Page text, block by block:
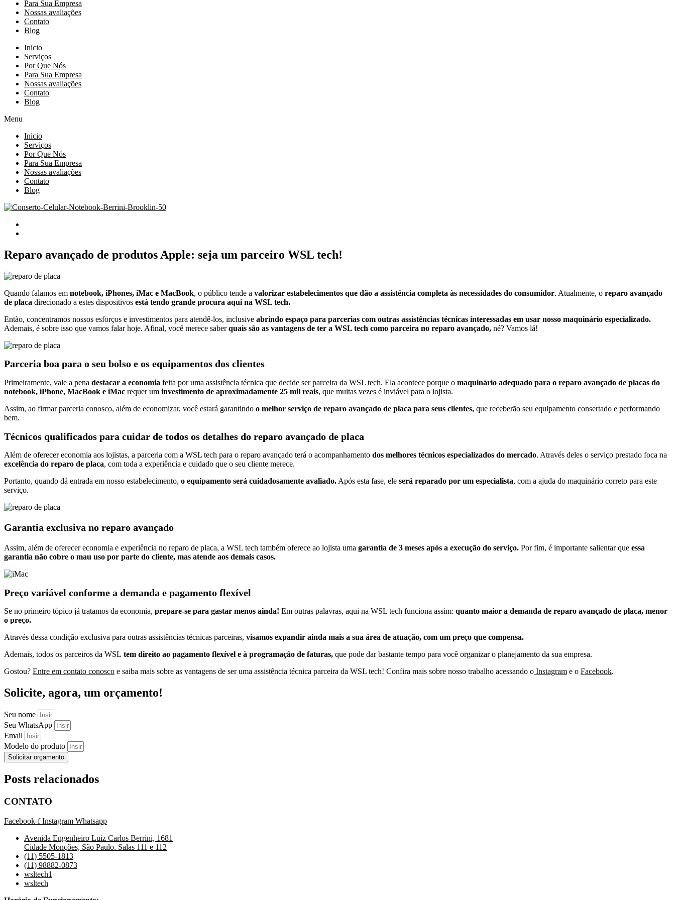
Para Sua Empresa
Nossas avaliações
Contato
Blog
Inicio
Serviços
Por Que Nós
Para Sua Empresa
Nossas avaliações
Contato
Blog
Menu
Inicio
Serviços
Por Que Nós
Para Sua Empresa
Nossas avaliações
Contato
Blog
Reparo avançado de produtos Apple: seja um parceiro WSL tech!
Quando falamos em notebook, iPhones, iMac e MacBook, o público tende a valorizar estabelecimentos que dão a assistência completa às necessidades do consumidor. Atualmente, o reparo avançado
de placa direcionado a estes dispositivos está tendo grande procura aqui na WSL tech.
Então, concentramos nossos esforços e investimentos para atendê-los, inclusive abrindo espaço para parcerias com outras assistências técnicas interessadas em usar nosso maquinário especializado.
Ademais, é sobre isso que vamos falar hoje. Afinal, você merece saberquais são as vantagens de ter a WSL tech como parceira no reparo avançado, né? Vamos lá!
Parceria boa para o seu bolso e os equipamentos dos clientes
Primeiramente, vale a pena destacar a economia feita por uma assistência técnica que decide ser parceira da WSL tech. Ela acontece porque o maquinário adequado para o reparo avançado de placas do
notebook, iPhone, MacBook e iMac requer um investimento de aproximadamente 25 mil reais, que muitas vezes é inviável para o lojista.
Assim, ao firmar parceria conosco, além de economizar, você estará garantindo o melhor serviço de reparo avançado de placa para seus clientes, que receberão seu equipamento consertado e performando
bem.
Técnicos qualificados para cuidar de todos os detalhes do reparo avançado de placa
Além de oferecer economia aos lojistas, a parceria com a WSL tech para o reparo avançado terá o acompanhamento dos melhores técnicos especializados do mercado. Através deles o serviço prestado foca na
excelência do reparo de placa, com toda a experiência e cuidado que o seu cliente merece.
Portanto, quando dá entrada em nosso estabelecimento, o equipamento será cuidadosamente avaliado. Após esta fase, ele será reparado por um especialista, com a ajuda do maquinário correto para este
serviço.
Garantia exclusiva no reparo avançado
Assim, além de oferecer economia e experiência no reparo de placa, a WSL tech também oferece ao lojista uma garantia de 3 meses após a execução do serviço. Por fim, é importante salientar que essa
garantia não cobre o mau uso por parte do cliente, mas atende aos demais casos.
Preço variável conforme a demanda e pagamento flexível
Se no primeiro tópico já tratamos da economia, prepare-se para gastar menos ainda! Em outras palavras, aqui na WSL tech funciona assim: quanto maior a demanda de reparo avançado de placa, menor
o preço.
Através dessa condição exclusiva para outras assistências técnicas parceiras, visamos expandir ainda mais a sua área de atuação, com um preço que compensa.
Ademais, todos os parceiros da WSL tem direito ao pagamento flexível e à programação de faturas, que pode dar bastante tempo para você organizar o planejamento da sua empresa.
Gostou? Entre em contato conosco e saiba mais sobre as vantagens de ser uma assistência técnica parceira da WSL tech! Confira mais sobre nosso trabalho acessando o Instagram e o Facebook.
Solicite, agora, um orçamento!
Seu nome
Seu WhatsApp
Email
Modelo do produto
Solicitar orçamento
Posts relacionados
CONTATO
Facebook-f Instagram Whatsapp
Avenida Engenheiro Luiz Carlos Berrini, 1681
Cidade Monções, São Paulo. Salas 111 e 112
(11) 5505-1813
(11) 98882-0873
wsltech1
wsltech